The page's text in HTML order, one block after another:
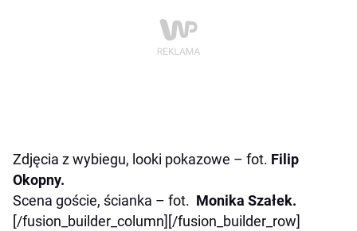
Zdjęcia z wybiegu, looki pokazowe – fot. Filip
Okopny.
Scena goście, ścianka – fot. Monika Szałek.
[/fusion_builder_column][/fusion_builder_row]